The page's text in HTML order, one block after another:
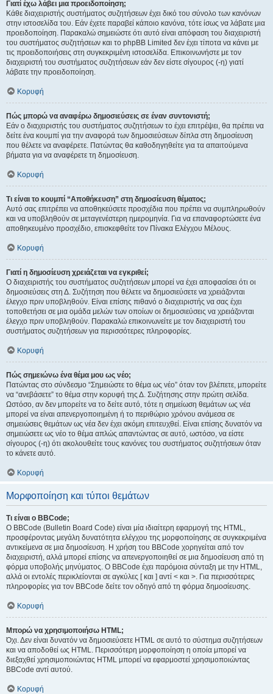
Γιατί έχω λάβει μια προειδοποίηση;
Κάθε διαχειριστής συστήματος συζητήσεων έχει δικό του σύνολο των κανόνων
στην ιστοσελίδα του. Εάν έχετε παραβεί κάποιο κανόνα, τότε ίσως να λάβατε μια
προειδοποίηση. Παρακαλώ σημειώστε ότι αυτό είναι απόφαση του διαχειριστή
του συστήματος συζητήσεων και το phpBB Limited δεν έχει τίποτα να κάνει με
τις προειδοποιήσεις στη συγκεκριμένη ιστοσελίδα. Επικοινωνήστε με τον
διαχειριστή του συστήματος συζητήσεων εάν δεν είστε σίγουρος (-η) γιατί
λάβατε την προειδοποίηση.
Κορυφή
Πώς μπορώ να αναφέρω δημοσιεύσεις σε έναν συντονιστή;
Εάν ο διαχειριστής του συστήματος συζητήσεων το έχει επιτρέψει, θα πρέπει να
δείτε ένα κουμπί για την αναφορά των δημοσιεύσεων δίπλα στη δημοσίευση
που θέλετε να αναφέρετε. Πατώντας θα καθοδηγηθείτε για τα απαιτούμενα
βήματα για να αναφέρετε τη δημοσίευση.
Κορυφή
Τι είναι το κουμπί “Αποθήκευση” στη δημοσίευση θέματος;
Αυτό σας επιτρέπει να αποθηκεύσετε προσχέδια που πρέπει να συμπληρωθούν
και να υποβληθούν σε μεταγενέστερη ημερομηνία. Για να επαναφορτώσετε ένα
αποθηκευμένο προσχέδιο, επισκεφθείτε τον Πίνακα Ελέγχου Μέλους.
Κορυφή
Γιατί η δημοσίευση χρειάζεται να εγκριθεί;
Ο διαχειριστής του συστήματος συζητήσεων μπορεί να έχει αποφασίσει ότι οι
δημοσιεύσεις στη Δ. Συζήτηση που θέλετε να δημοσιεύσετε να χρειάζονται
έλεγχο πριν υποβληθούν. Είναι επίσης πιθανό ο διαχειριστής να σας έχει
τοποθετήσει σε μια ομάδα μελών των οποίων οι δημοσιεύσεις να χρειάζονται
έλεγχο πριν υποβληθούν. Παρακαλώ επικοινωνείτε με τον διαχειριστή του
συστήματος συζητήσεων για περισσότερες πληροφορίες.
Κορυφή
Πώς σημειώνω ένα θέμα μου ως νέο;
Πατώντας στο σύνδεσμο “Σημειώστε το θέμα ως νέο” όταν τον βλέπετε, μπορείτε
να “ανεβάσετε” το θέμα στην κορυφή της Δ. Συζήτησης στην πρώτη σελίδα.
Ωστόσο, αν δεν μπορείτε να το δείτε αυτό, τότε η σημείωση θεμάτων ως νέα
μπορεί να είναι απενεργοποιημένη ή το περιθώριο χρόνου ανάμεσα σε
σημειώσεις θεμάτων ως νέα δεν έχει ακόμη επιτευχθεί. Είναι επίσης δυνατόν να
σημειώσετε ως νέο το θέμα απλώς απαντώντας σε αυτό, ωστόσο, να είστε
σίγουρος (-η) ότι ακολουθείτε τους κανόνες του συστήματος συζητήσεων όταν
το κάνετε αυτό.
Κορυφή
Μορφοποίηση και τύποι θεμάτων
Τι είναι ο BBCode;
Ο BBCode (Bulletin Board Code) είναι μία ιδιαίτερη εφαρμογή της HTML,
προσφέροντας μεγάλη δυνατότητα ελέγχου της μορφοποίησης σε συγκεκριμένα
αντικείμενα σε μια δημοσίευση. Η χρήση του BBCode χορηγείται από τον
διαχειριστή, αλλά μπορεί επίσης να απενεργοποιηθεί σε μια δημοσίευση από τη
φόρμα υποβολής μηνύματος. Ο BBCode έχει παρόμοια σύνταξη με την HTML,
αλλά οι εντολές περικλείονται σε αγκύλες [ και ] αντί < και >. Για περισσότερες
πληροφορίες για τον BBCode δείτε τον οδηγό από τη φόρμα δημοσίευσης.
Κορυφή
Μπορώ να χρησιμοποιήσω HTML;
Όχι. Δεν είναι δυνατόν να δημοσιεύσετε HTML σε αυτό το σύστημα συζητήσεων
και να αποδοθεί ως HTML. Περισσότερη μορφοποίηση η οποία μπορεί να
διεξαχθεί χρησιμοποιώντας HTML μπορεί να εφαρμοστεί χρησιμοποιώντας
BBCode αντί αυτού.
Κορυφή